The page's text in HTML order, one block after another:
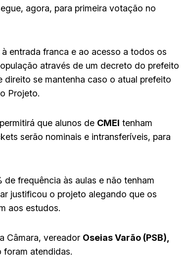
agora, para primeira votação no
entrada franca e ao acesso a todos os
através de um decreto do prefeito
se mantenha caso o atual prefeito
Projeto.
que alunos de CMEI tenham
serão nominais e intransferíveis, para
frequência às aulas e não tenham
justificou o projeto alegando que os
aos estudos.
Câmara, vereador Oseias Varão (PSB),
foram atendidas.